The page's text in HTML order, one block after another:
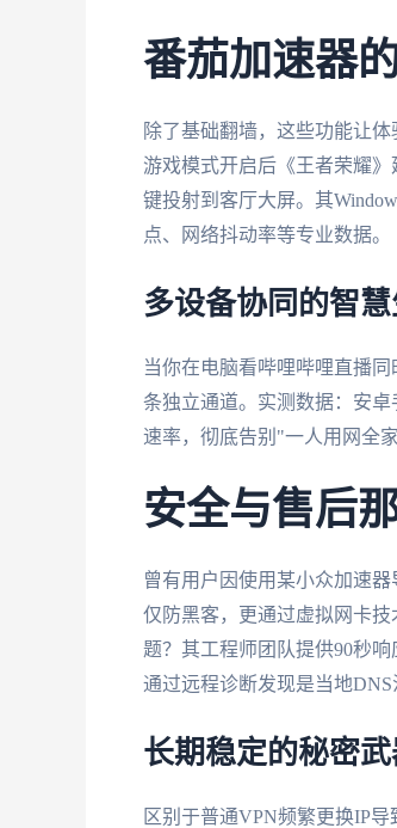
番茄加速器
除了基础翻墙，这些功能让
游戏模式开启后《王者荣耀》
键投射到客厅大屏。其
点、网络抖动率等专业数据。
多设备协同的智
当你在电脑看哔哩哔哩直播
条独立通道。实测数据：安卓
速率，彻底告别"一人用网全家
安全与售后
曾有用户因使用某小众加速
仅防黑客，更通过虚拟网卡
题？其工程师团队提供90秒
通过远程诊断发现是当地
长期稳定的秘密武
区别于普通VPN频繁更换IP